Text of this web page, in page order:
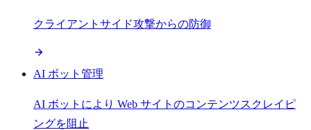
クライアントサイド攻撃からの防御
AI ボット管理
AI ボットにより Web サイトのコンテンツスクレイピ
ングを阻止